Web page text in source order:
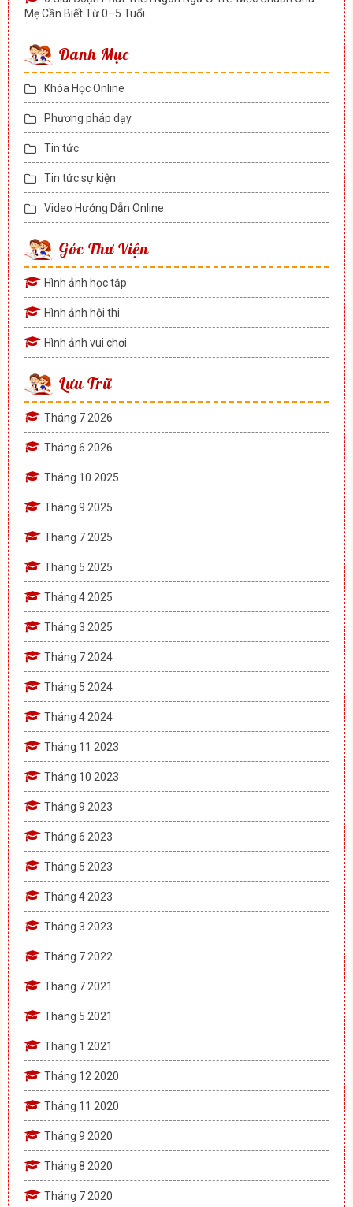
Mẹ Cần Biết Từ 0–5 Tuổi
Danh Mục
Khóa Học Online
Phương pháp dạy
Tin tức
Tin tức sự kiện
Video Hướng Dẫn Online
Góc Thư Viện
Hình ảnh học tập
Hình ảnh hội thi
Hình ảnh vui chơi
Lưu Trữ
Tháng 7 2026
Tháng 6 2026
Tháng 10 2025
Tháng 9 2025
Tháng 7 2025
Tháng 5 2025
Tháng 4 2025
Tháng 3 2025
Tháng 7 2024
Tháng 5 2024
Tháng 4 2024
Tháng 11 2023
Tháng 10 2023
Tháng 9 2023
Tháng 6 2023
Tháng 5 2023
Tháng 4 2023
Tháng 3 2023
Tháng 7 2022
Tháng 7 2021
Tháng 5 2021
Tháng 1 2021
Tháng 12 2020
Tháng 11 2020
Tháng 9 2020
Tháng 8 2020
Tháng 7 2020